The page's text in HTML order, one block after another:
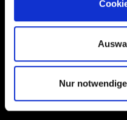
Nur
Facebook
YouTube
Pinterest